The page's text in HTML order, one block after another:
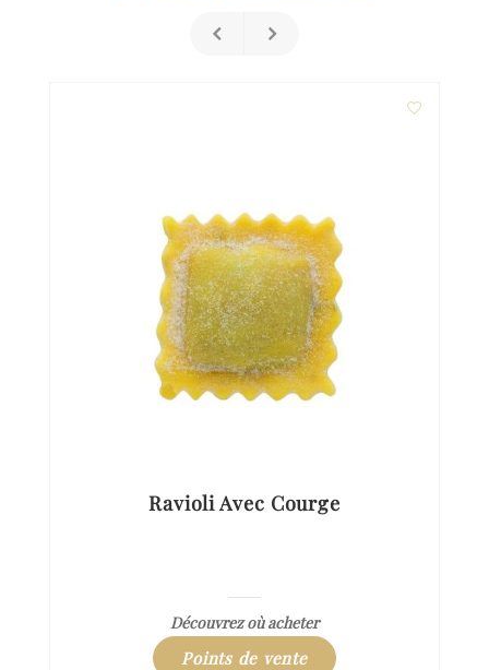
Ravioli Avec Courge
Découvrez où acheter
Points de vente